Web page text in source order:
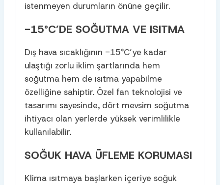
istenmeyen durumların önüne geçilir.
-15°C’DE SOĞUTMA VE ISITMA
Dış hava sıcaklığının -15°C’ye kadar
ulaştığı zorlu iklim şartlarında hem
soğutma hem de ısıtma yapabilme
özelliğine sahiptir. Özel fan teknolojisi ve
tasarımı sayesinde, dört mevsim soğutma
ihtiyacı olan yerlerde yüksek verimlilikle
kullanılabilir.
SOĞUK HAVA ÜFLEME KORUMASI
Klima ısıtmaya başlarken içeriye soğuk